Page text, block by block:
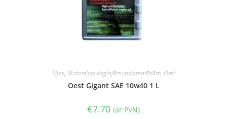
Eļļas, Motoreļļas vieglajām automašīnām, Oest
Oest Gigant SAE 10w40 1 L
€7.70 (ar PVN)